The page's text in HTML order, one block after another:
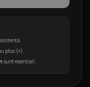
plus (+).
sunt esențiali.